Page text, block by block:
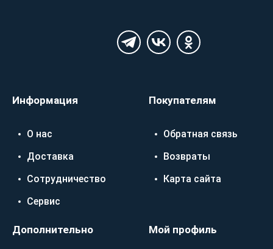
Информация
О нас
Доставка
Сотрудничество
Сервис
Покупателям
Обратная связь
Возвраты
Карта сайта
Дополнительно Мой профиль